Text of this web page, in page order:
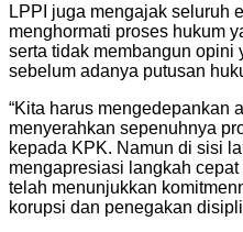
LPPI juga mengajak seluruh
menghormati proses hukum
serta tidak membangun opini
sebelum adanya putusan
“Kita harus mengedepankan
menyerahkan sepenuhnya
kepada KPK. Namun di sisi
mengapresiasi langkah
telah menunjukkan
korupsi dan penegakan